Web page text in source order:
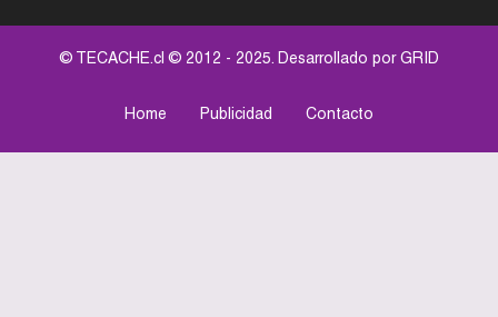
© TECACHE.cl © 2012 - 2025. Desarrollado porGRID
Home Publicidad Contacto